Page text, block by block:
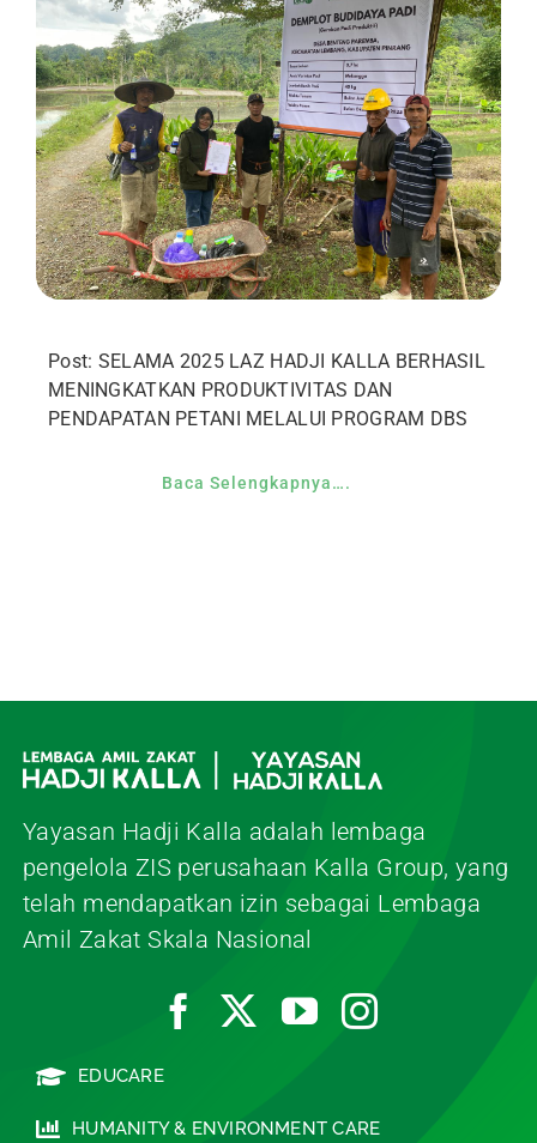
Post: SELAMA 2025 LAZ HADJI KALLA BERHASIL
MENINGKATKAN PRODUKTIVITAS DAN
PENDAPATAN PETANI MELALUI PROGRAM DBS
Baca Selengkapnya….
Yayasan Hadji Kalla adalah lembaga
pengelola ZIS perusahaan Kalla Group, yang
telah mendapatkan izin sebagai Lembaga
Amil Zakat Skala Nasional
EDUCARE
HUMANITY & ENVIRONMENT CARE